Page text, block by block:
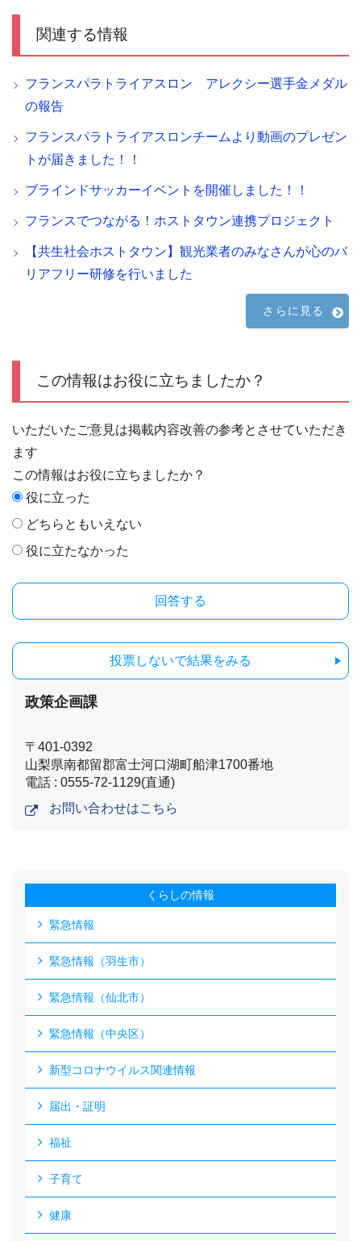
関連する情報
フランスパラトライアスロン アレクシー選手金メダル
の報告
フランスパラトライアスロンチームより動画のプレゼン
トが届きました！！
ブラインドサッカーイベントを開催しました！！
フランスでつながる！ホストタウン連携プロジェクト
【共生社会ホストタウン】観光業者のみなさんが心のバ
リアフリー研修を行いました
さらに見る
この情報はお役に立ちましたか？
いただいたご意見は掲載内容改善の参考とさせていただき
ます
この情報はお役に立ちましたか？
役に立った
どちらともいえない
役に立たなかった
投票しないで結果をみる
政策企画課
〒401-0392
山梨県南都留郡富士河口湖町船津1700番地
電話 : 0555-72-1129(直通)
お問い合わせはこちら
くらしの情報
緊急情報
緊急情報（羽生市）
緊急情報（仙北市）
緊急情報（中央区）
新型コロナウイルス関連情報
届出・証明
福祉
子育て
健康